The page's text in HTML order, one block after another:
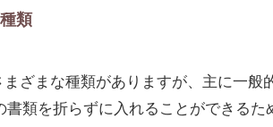
類
ざまな種類がありますが、主に一般
書類を折らずに入れることができる